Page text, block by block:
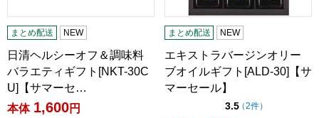
まとめ配送 NEW
日清ヘルシーオフ＆調味料
バラエティギフト[NKT-30C
U]【サマーセ…
本体 1,600円
まとめ配送 NEW
エキストラバージンオリー
ブオイルギフト[ALD-30]【サ
マーセール】
3.5点（5点満点中）
（2件の評価
）